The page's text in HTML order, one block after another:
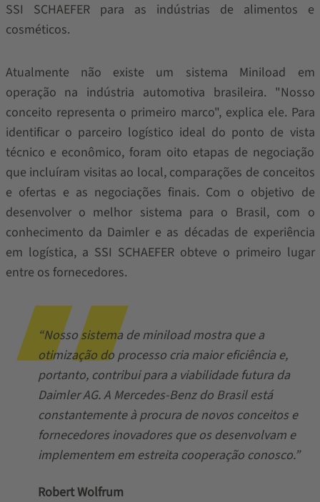
SSI SCHAEFER para as indústrias de alimentos e
cosméticos.
Atualmente não existe um sistema Miniload em
operação na indústria automotiva brasileira. "Nosso
conceito representa o primeiro marco", explica ele. Para
identificar o parceiro logístico ideal do ponto de vista
técnico e econômico, foram oito etapas de negociação
que incluíram visitas ao local, comparações de conceitos
e ofertas e as negociações finais. Com o objetivo de
desenvolver o melhor sistema para o Brasil, com o
conhecimento da Daimler e as décadas de experiência
em logística, a SSI SCHAEFER obteve o primeiro lugar
entre os fornecedores.
“Nosso sistema de miniload mostra que a
otimização do processo cria maior eficiência e,
portanto, contribui para a viabilidade futura da
Daimler AG. A Mercedes-Benz do Brasil está
constantemente à procura de novos conceitos e
fornecedores inovadores que os desenvolvam e
implementem em estreita cooperação conosco.”
Robert Wolfrum